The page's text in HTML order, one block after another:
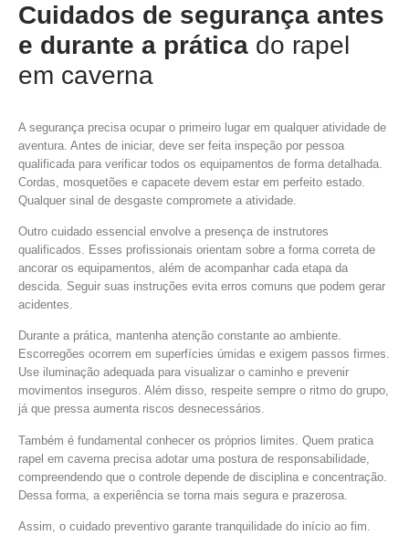
Cuidados de segurança antes
e durante a prática do rapel
em caverna
A segurança precisa ocupar o primeiro lugar em qualquer atividade de
aventura. Antes de iniciar, deve ser feita inspeção por pessoa
qualificada para verificar todos os equipamentos de forma detalhada.
Cordas, mosquetões e capacete devem estar em perfeito estado.
Qualquer sinal de desgaste compromete a atividade.
Outro cuidado essencial envolve a presença de instrutores
qualificados. Esses profissionais orientam sobre a forma correta de
ancorar os equipamentos, além de acompanhar cada etapa da
descida. Seguir suas instruções evita erros comuns que podem gerar
acidentes.
Durante a prática, mantenha atenção constante ao ambiente.
Escorregões ocorrem em superfícies úmidas e exigem passos firmes.
Use iluminação adequada para visualizar o caminho e prevenir
movimentos inseguros. Além disso, respeite sempre o ritmo do grupo,
já que pressa aumenta riscos desnecessários.
Também é fundamental conhecer os próprios limites. Quem pratica
rapel em caverna precisa adotar uma postura de responsabilidade,
compreendendo que o controle depende de disciplina e concentração.
Dessa forma, a experiência se torna mais segura e prazerosa.
Assim, o cuidado preventivo garante tranquilidade do início ao fim.